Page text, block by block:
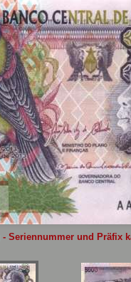
Seriennummer und Präfix